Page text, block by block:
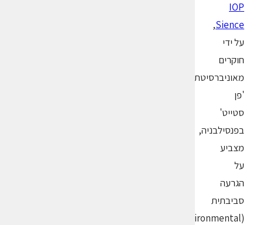
IOP
Sience
,
על ידי
חוקרים
מאוניברסיטת
'פן
סטייט'
בפנסילבניה,
מצביע
על
הגרעה
סביבתית
(environmental